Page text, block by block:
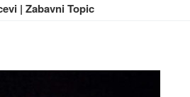
| Zabavni Topic